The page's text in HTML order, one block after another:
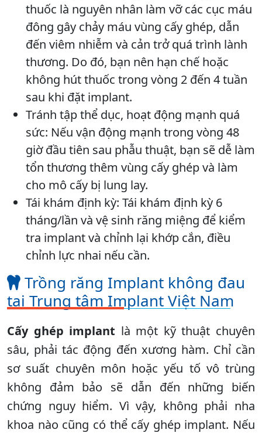
thuốc là nguyên nhân làm vỡ các cục máu
đông gây chảy máu vùng cấy ghép, dẫn
đến viêm nhiễm và cản trở quá trình lành
thương. Do đó, bạn nên hạn chế hoặc
không hút thuốc trong vòng 2 đến 4 tuần
sau khi đặt implant.
Tránh tập thể dục, hoạt động mạnh quá
sức: Nếu vận động mạnh trong vòng 48
giờ đầu tiên sau phẫu thuật, bạn sẽ dễ làm
tổn thương thêm vùng cấy ghép và làm
cho mô cấy bị lung lay.
Tái khám định kỳ: Tái khám định kỳ 6
tháng/lần và vệ sinh răng miệng để kiểm
tra implant và chỉnh lại khớp cắn, điều
chỉnh lực nhai nếu cần.
Trồng răng Implant không đau
tại Trung tâm Implant Việt Nam
Cấy ghép implant là một kỹ thuật chuyên
sâu, phải tác động đến xương hàm. Chỉ cần
sơ suất chuyên môn hoặc yếu tố vô trùng
không đảm bảo sẽ dẫn đến những biến
chứng nguy hiểm. Vì vậy, không phải nha
khoa nào cũng có thể cấy ghép implant. Nếu